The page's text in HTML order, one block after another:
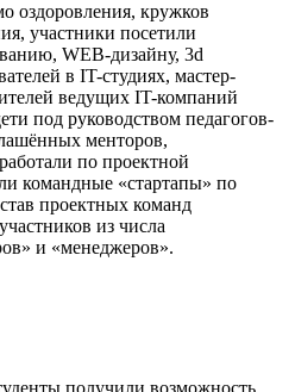
оздоровления, кружков
участники посетили
WEB-дизайну, 3d
в IT-студиях, мастер-
ведущих IT-компаний
под руководством педагогов-
менторов,
по проектной
командные «стартапы» по
проектных команд
из числа
и «менеджеров».
получили возможность